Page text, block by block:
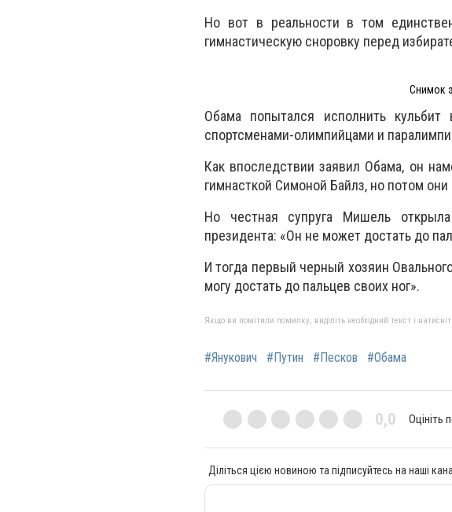
Но вот в реальности в том
гимнастическую сноровку перед
Снимок
Обама попытался исполнить
спортсменами-олимпийцами и
Как впоследствии заявил Обама, он
гимнасткой Симоной Байлз, но потом
Но честная супруга Мишель
президента: «Он не может достать до
И тогда первый черный хозяин
могу достать до пальцев своих ног».
Якщо ви помітили помилку, виділіть необхідний текст і
#Янукович #Путин #Песков #Обама
0,0 Оцініть
Діліться цією новиною та підписуйтесь на наші